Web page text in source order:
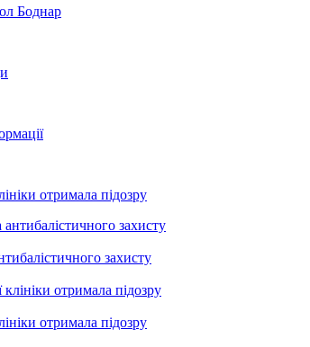
Боднар
отримала підозру
захисту
отримала підозру